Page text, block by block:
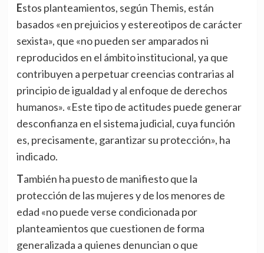
Estos planteamientos, según Themis, están
basados «en prejuicios y estereotipos de carácter
sexista», que «no pueden ser amparados ni
reproducidos en el ámbito institucional, ya que
contribuyen a perpetuar creencias contrarias al
principio de igualdad y al enfoque de derechos
humanos». «Este tipo de actitudes puede generar
desconfianza en el sistema judicial, cuya función
es, precisamente, garantizar su protección», ha
indicado.
También ha puesto de manifiesto que la
protección de las mujeres y de los menores de
edad «no puede verse condicionada por
planteamientos que cuestionen de forma
generalizada a quienes denuncian o que